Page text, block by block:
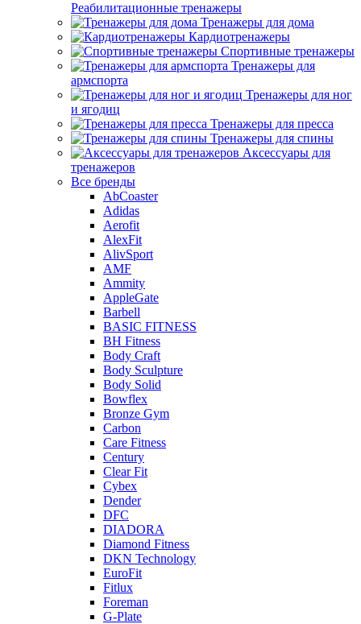
Реабилитационные тренажеры
Тренажеры для дома
Кардиотренажеры
Спортивные тренажеры
Тренажеры для
армспорта
Тренажеры для ног
и ягодиц
Тренажеры для пресса
Тренажеры для спины
Аксессуары для
тренажеров
Все бренды
AbCoaster
Adidas
Aerofit
AlexFit
AlivSport
AMF
Ammity
AppleGate
Barbell
BASIC FITNESS
BH Fitness
Body Craft
Body Sculpture
Body Solid
Bowflex
Bronze Gym
Carbon
Care Fitness
Century
Clear Fit
Cybex
Dender
DFC
DIADORA
Diamond Fitness
DKN Technology
EuroFit
Fitlux
Foreman
G-Plate